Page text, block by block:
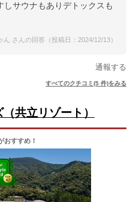
サウナもありデトックスも
ん さんの回答（投稿日：2024/12/13）
通報する
すべてのクチコミ(5 件)をみる
共立リゾート）
おすすめ！